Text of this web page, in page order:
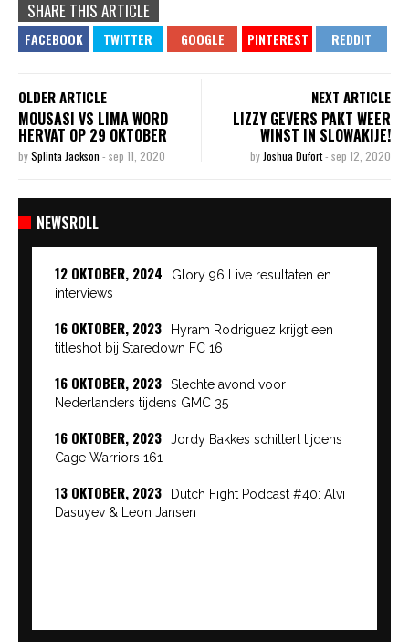
SHARE THIS ARTICLE
OLDER ARTICLE
MOUSASI VS LIMA WORD
HERVAT OP 29 OKTOBER
bySplinta Jackson - sep 11, 2020
NEXT ARTICLE
LIZZY GEVERS PAKT WEER
WINST IN SLOWAKIJE!
by Joshua Dufort- sep 12, 2020
NEWSROLL
12 OKTOBER, 2024
Glory 96 Live resultaten en
interviews
16 OKTOBER, 2023
Hyram Rodriguez krijgt een
titleshot bij Staredown FC 16
16 OKTOBER, 2023
Slechte avond voor
Nederlanders tijdens GMC 35
16 OKTOBER, 2023
Jordy Bakkes schittert tijdens
Cage Warriors 161
13 OKTOBER, 2023
Dutch Fight Podcast #40: Alvi
Dasuyev & Leon Jansen